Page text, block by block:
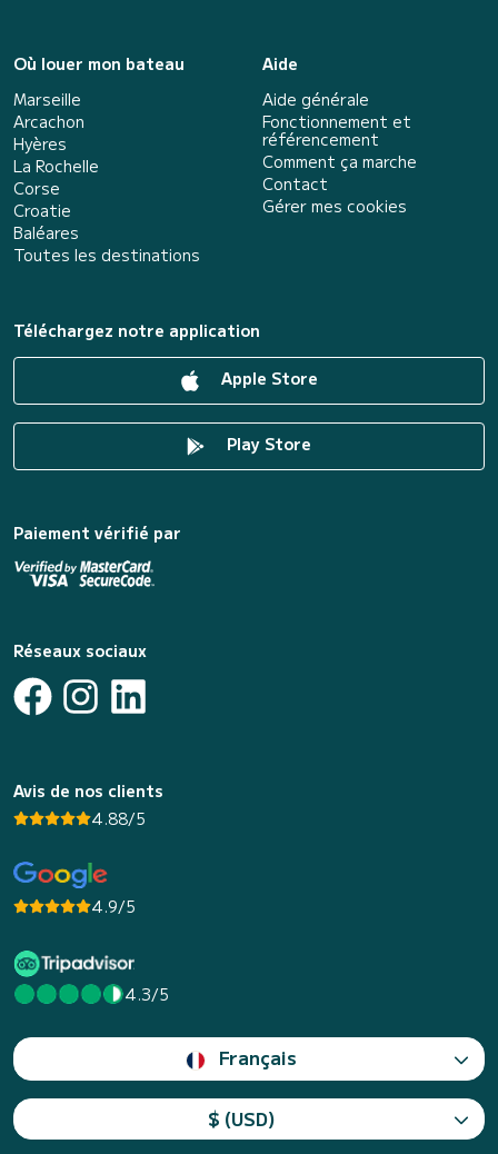
Où louer mon bateau
Marseille
Arcachon
Hyères
La Rochelle
Corse
Croatie
Baléares
Toutes les destinations
Aide
Aide générale
Fonctionnement et
référencement
Comment ça marche
Contact
Gérer mes cookies
Téléchargez notre application
Apple Store
Play Store
Paiement vérifié par
Réseaux sociaux
Avis de nos clients
4.88/5
4.9/5
4.3/5
Français
$ (USD)